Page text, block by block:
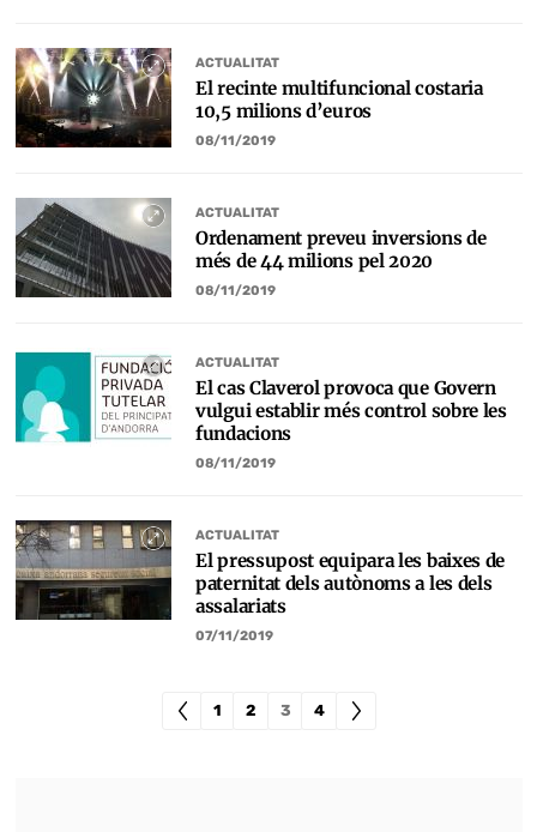
ACTUALITAT
El recinte multifuncional costaria
10,5 milions d’euros
08/11/2019
ACTUALITAT
Ordenament preveu inversions de
més de 44 milions pel 2020
08/11/2019
ACTUALITAT
El cas Claverol provoca que Govern
vulgui establir més control sobre les
fundacions
08/11/2019
ACTUALITAT
El pressupost equipara les baixes de
paternitat dels autònoms a les dels
assalariats
07/11/2019
1 2 3 4